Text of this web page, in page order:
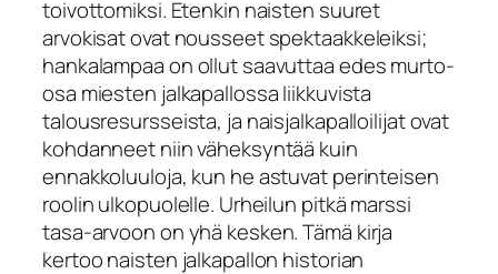
toivottomiksi. Etenkin naisten suuret
arvokisat ovat nousseet spektaakkeleiksi;
hankalampaa on ollut saavuttaa edes murto-
osa miesten jalkapallossa liikkuvista
talousresursseista, ja naisjalkapalloilijat ovat
kohdanneet niin väheksyntää kuin
ennakkoluuloja, kun he astuvat perinteisen
roolin ulkopuolelle. Urheilun pitkä marssi
tasa-arvoon on yhä kesken. Tämä kirja
kertoo naisten jalkapallon historian